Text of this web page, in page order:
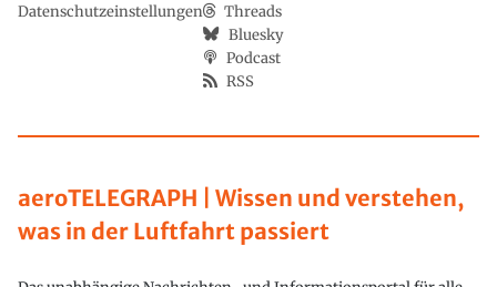
aeroTELEGRAPH | Wissen und verstehen,
was in der Luftfahrt passiert
Datenschutzeinstellungen
Threads
Bluesky
Podcast
RSS